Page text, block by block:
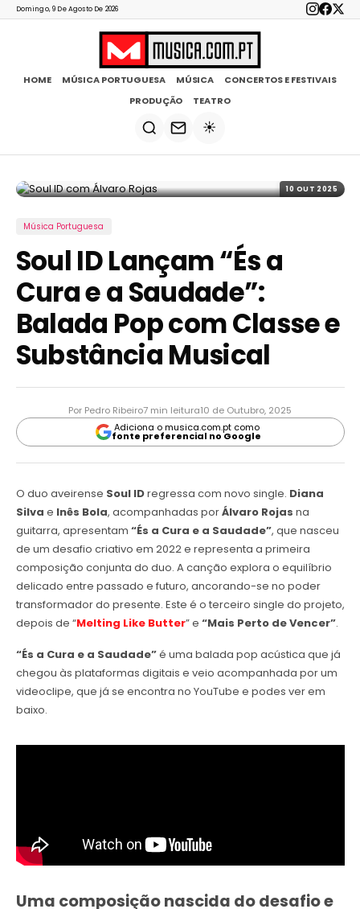
Domingo, 9 De Agosto De 2026
HOME MÚSICA PORTUGUESA MÚSICA
CONCERTOS E FESTIVAIS
PRODUÇÃO
TEATRO
☀️
10 OUT 2025
Música Portuguesa
Soul ID Lançam “És a
Cura e a Saudade”:
Balada Pop com Classe e
Substância Musical
Por Pedro Ribeiro7 min leitura10 de Outubro, 2025
Adiciona o musica.com.pt como
fonte preferencial no Google
O duo aveirense Soul IDregressa com novo single. Diana
Silva e Inês Bola, acompanhadas porÁlvaro Rojas na
guitarra, apresentam “És a Cura e a Saudade”, que nasceu
de um desafio criativo em 2022 e representa a primeira
composição conjunta do duo. A canção explora o equilíbrio
delicado entre passado e futuro, ancorando-se no poder
transformador do presente. Este é o terceiro single do projeto,
depois de “Melting Like Butter” e “Mais Perto de Vencer”.
“És a Cura e a Saudade”é uma balada pop acústica que já
chegou às plataformas digitais e veio acompanhada por um
videoclipe, que já se encontra no YouTube e podes ver em
baixo.
Uma composição nascida do desafio e